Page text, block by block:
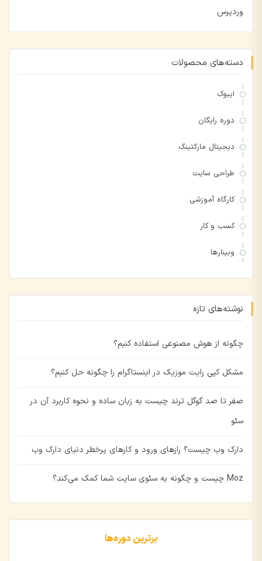
وردپرس
دسته‌های محصولات
ایبوک
دوره رایگان
دیجیتال مارکتینگ
طراحی سایت
کارگاه آموزشی
کسب و کار
وبینارها
نوشته‌های تازه
چگونه از هوش مصنوعی استفاده کنیم؟
مشکل کپی رایت موزیک در اینستاگرام را چگونه حل کنیم؟
صفر تا صد گوگل ترند چیست به زبان ساده و نحوه کاربرد آن در
سئو
دارک وب چیست؟ رازهای ورود و کارهای پرخطر دنیای دارک وب
Moz چیست و چگونه به سئوی سایت شما کمک می‌کند؟
برترین دوره‌ها